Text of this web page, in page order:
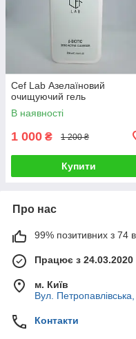
Cef Lab Азелаїновий
очищуючий гель
В наявності
1 000 ₴ 1 200 ₴
Купити
Про нас
99% позитивних з 74
Працює з 24.03.2020
м. Київ
Вул.
Контакти